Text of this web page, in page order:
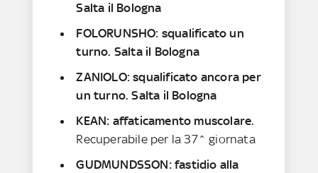
Salta il Bologna
FOLORUNSHO: squalificato un
turno. Salta il Bologna
ZANIOLO: squalificato ancora per
un turno. Salta il Bologna
KEAN: affaticamento muscolare.
Recuperabile per la 37^ giornata
GUDMUNDSSON: fastidio alla